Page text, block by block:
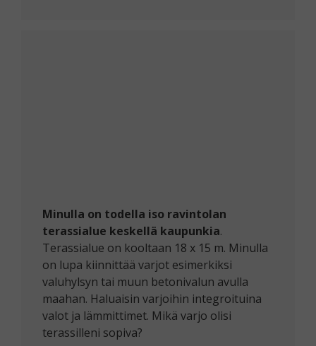
Minulla on todella iso ravintolan
terassialue keskellä kaupunkia.
Terassialue on kooltaan 18 x 15 m. Minulla
on lupa kiinnittää varjot esimerkiksi
valuhylsyn tai muun betonivalun avulla
maahan. Haluaisin varjoihin integroituina
valot ja lämmittimet. Mikä varjo olisi
terassilleni sopiva?